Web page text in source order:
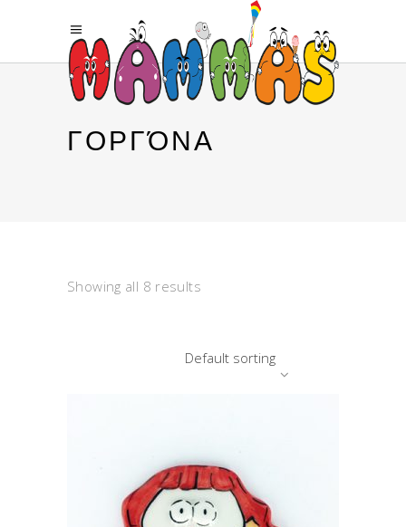
ΓΟΡΓΌΝΑ
Showing all 8 results
Default sorting